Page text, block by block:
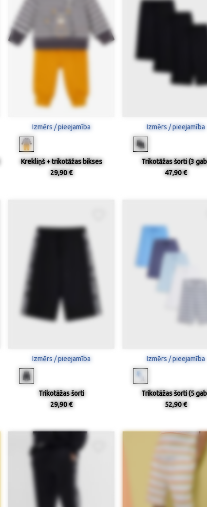
Izmērs / pieejamība
Krekliņš + trikotāžas bikses
29,90 €
Izmērs / pieejamība
Trikotāžas šorti (3
47,90 €
Izmērs / pieejamība
Trikotāžas šorti
29,90 €
Izmērs / pieejamība
Trikotāžas šorti (5
52,90 €